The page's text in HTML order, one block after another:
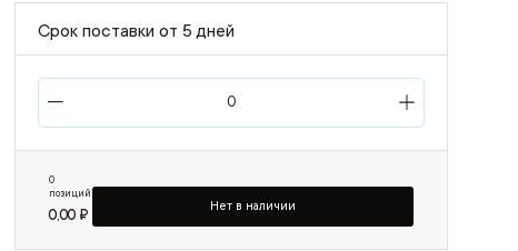
Срок поставки от 5 дней
0
позиций
0,00 ₽
Нет в наличии